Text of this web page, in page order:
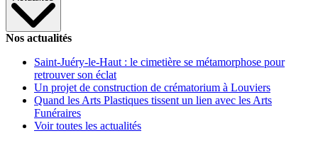
Nos actualités
Saint-Juéry-le-Haut : le cimetière se métamorphose pour
retrouver son éclat
Un projet de construction de crématorium à Louviers
Quand les Arts Plastiques tissent un lien avec les Arts
Funéraires
Voir toutes les actualités